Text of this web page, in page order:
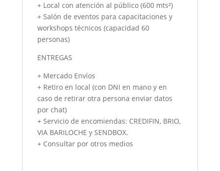
+ Local con atención al público (600 mts²)
+ Salón de eventos para capacitaciones y
workshops técnicos (capacidad 60
personas)
ENTREGAS
+ Mercado Envíos
+ Retiro en local (con DNI en mano y en
caso de retirar otra persona enviar datos
por chat)
+ Servicio de encomiendas: CREDIFIN, BRIO,
VIA BARILOCHE y SENDBOX.
+ Consultar por otros medios